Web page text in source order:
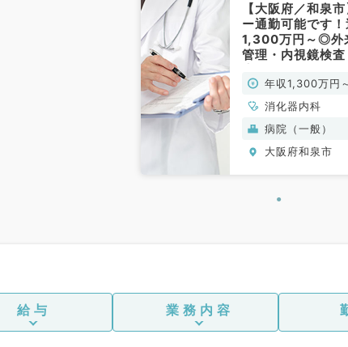
【大阪府／和泉
ー通勤可能です
1,300万円～◎外
管理・内視鏡検査
科／常勤）
年収1,300万円～
消化器内科
病院（一般）
大阪府和泉市
給与 業務内容